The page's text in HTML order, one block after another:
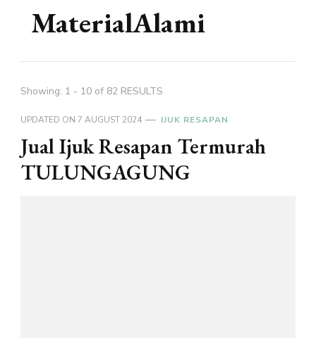
MaterialAlami
Showing: 1 - 10 of 82 RESULTS
UPDATED ON 7 AUGUST 2024 IJUK RESAPAN
Jual Ijuk Resapan Termurah
TULUNGAGUNG